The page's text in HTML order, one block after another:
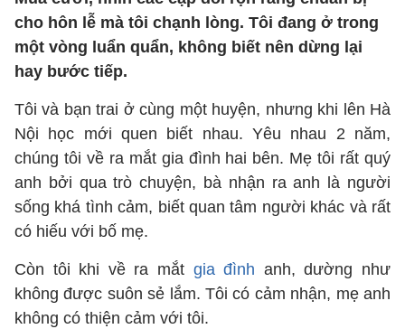
cho hôn lễ mà tôi chạnh lòng. Tôi đang ở trong
một vòng luẩn quẩn, không biết nên dừng lại
hay bước tiếp.
Tôi và bạn trai ở cùng một huyện, nhưng khi lên Hà
Nội học mới quen biết nhau. Yêu nhau 2 năm,
chúng tôi về ra mắt gia đình hai bên. Mẹ tôi rất quý
anh bởi qua trò chuyện, bà nhận ra anh là người
sống khá tình cảm, biết quan tâm người khác và rất
có hiếu với bố mẹ.
Còn tôi khi về ra mắt gia đình anh, dường như
không được suôn sẻ lắm. Tôi có cảm nhận, mẹ anh
không có thiện cảm với tôi.